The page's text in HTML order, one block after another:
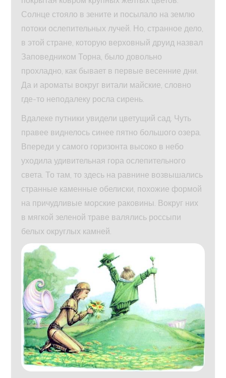
Солнце стояло в зените и посылало на землю
потоки ослепительных лучей. Но, странное дело,
в этой стране, которую верховный друид назвал
Заповедником Торна, было довольно
прохладно, как бывает в первые весенние дни.
Да и ароматы вокруг витали майские, словно
где-то неподалеку росла сирень.
Вдалеке путники увидели цветущий сад. Чуть
правее виднелось синее пятно большого озера.
Впереди у самого горизонта высоко в небо
уходила удивительная гора ослепительного
света. То там, то здесь на равнине возвышались
странные каменные обелиски, похожие формой
на причудливые морские раковины. Вокруг них
в мягкой зеленой траве валялись россыпи
белых округлых камней.